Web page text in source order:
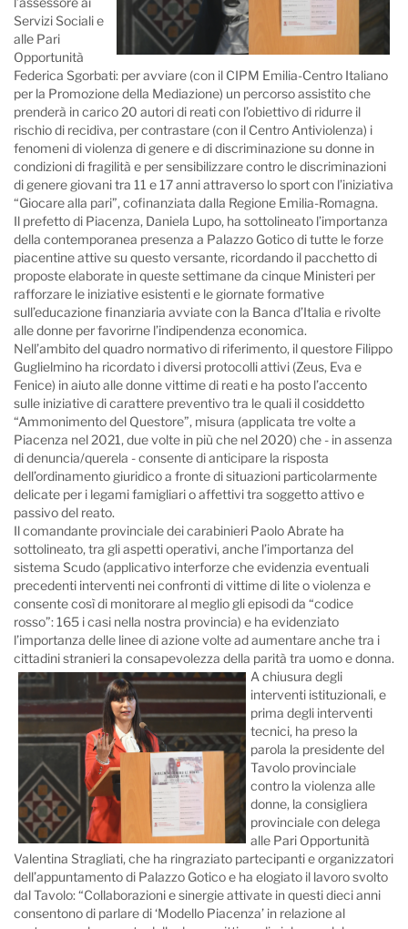
Servizi Sociali e
alle Pari
Opportunità
Federica Sgorbati: per avviare (con il CIPM Emilia-Centro Italiano
per la Promozione della Mediazione) un percorso assistito che
prenderà in carico 20 autori di reati con l’obiettivo di ridurre il
rischio di recidiva, per contrastare (con il Centro Antiviolenza) i
fenomeni di violenza di genere e di discriminazione su donne in
condizioni di fragilità e per sensibilizzare contro le discriminazioni
di genere giovani tra 11 e 17 anni attraverso lo sport con l’iniziativa
“Giocare alla pari”, cofinanziata dalla Regione Emilia-Romagna.
Il prefetto di Piacenza, Daniela Lupo, ha sottolineato l’importanza
della contemporanea presenza a Palazzo Gotico di tutte le forze
piacentine attive su questo versante, ricordando il pacchetto di
proposte elaborate in queste settimane da cinque Ministeri per
rafforzare le iniziative esistenti e le giornate formative
sull’educazione finanziaria avviate con la Banca d’Italia e rivolte
alle donne per favorirne l’indipendenza economica.
Nell’ambito del quadro normativo di riferimento, il questore Filippo
Guglielmino ha ricordato i diversi protocolli attivi (Zeus, Eva e
Fenice) in aiuto alle donne vittime di reati e ha posto l’accento
sulle iniziative di carattere preventivo tra le quali il cosiddetto
“Ammonimento del Questore”, misura (applicata tre volte a
Piacenza nel 2021, due volte in più che nel 2020) che - in assenza
di denuncia/querela - consente di anticipare la risposta
dell’ordinamento giuridico a fronte di situazioni particolarmente
delicate per i legami famigliari o affettivi tra soggetto attivo e
passivo del reato.
Il comandante provinciale dei carabinieri Paolo Abrate ha
sottolineato, tra gli aspetti operativi, anche l’importanza del
sistema Scudo (applicativo interforze che evidenzia eventuali
precedenti interventi nei confronti di vittime di lite o violenza e
consente così di monitorare al meglio gli episodi da “codice
rosso”: 165 i casi nella nostra provincia) e ha evidenziato
l’importanza delle linee di azione volte ad aumentare anche tra i
cittadini stranieri la consapevolezza della parità tra uomo e donna.
A chiusura degli
interventi istituzionali, e
prima degli interventi
tecnici, ha preso la
parola la presidente del
Tavolo provinciale
contro la violenza alle
donne, la consigliera
provinciale con delega
alle Pari Opportunità
Valentina Stragliati, che ha ringraziato partecipanti e organizzatori
dell’appuntamento di Palazzo Gotico e ha elogiato il lavoro svolto
dal Tavolo: “Collaborazioni e sinergie attivate in questi dieci anni
consentono di parlare di ‘Modello Piacenza’ in relazione al